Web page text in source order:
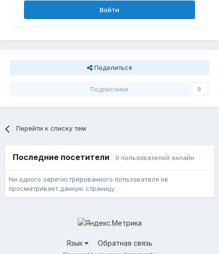
Войти
Поделиться
Подписчики 0
Перейти к списку тем
Последние посетители 0 пользователей онлайн
Ни одного зарегистрированного пользователя не
просматривает данную страницу
Язык Обратная связь